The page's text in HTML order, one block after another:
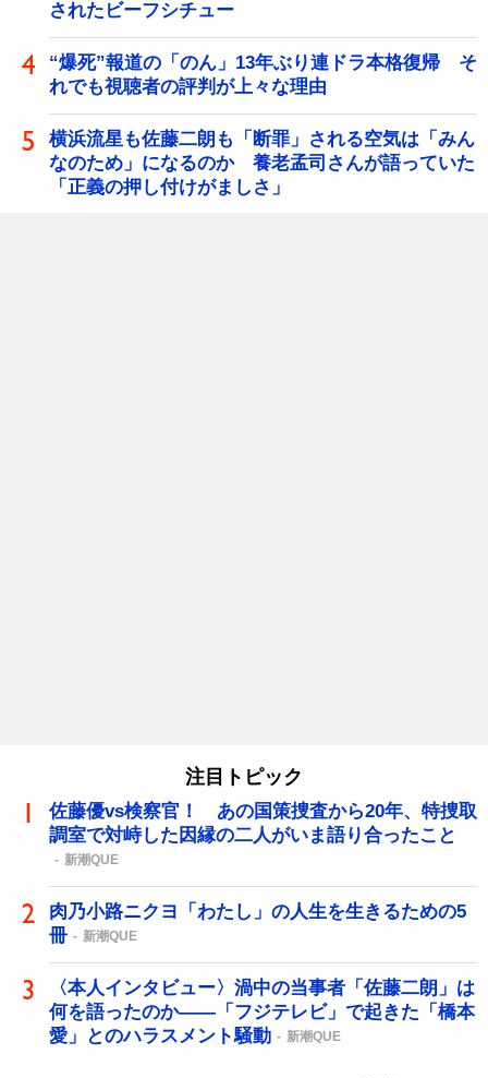
されたビーフシチュー
“爆死”報道の「のん」13年ぶり連ドラ本格復帰 そ
れでも視聴者の評判が上々な理由
横浜流星も佐藤二朗も「断罪」される空気は「みん
なのため」になるのか 養老孟司さんが語っていた
「正義の押し付けがましさ」
注目トピック
佐藤優vs検察官！ あの国策捜査から20年、特捜取
調室で対峙した因縁の二人がいま語り合ったこと
新潮QUE
肉乃小路ニクヨ「わたし」の人生を生きるための5
冊
新潮QUE
〈本人インタビュー〉渦中の当事者「佐藤二朗」は
何を語ったのか――「フジテレビ」で起きた「橋本
愛」とのハラスメント騒動
新潮QUE